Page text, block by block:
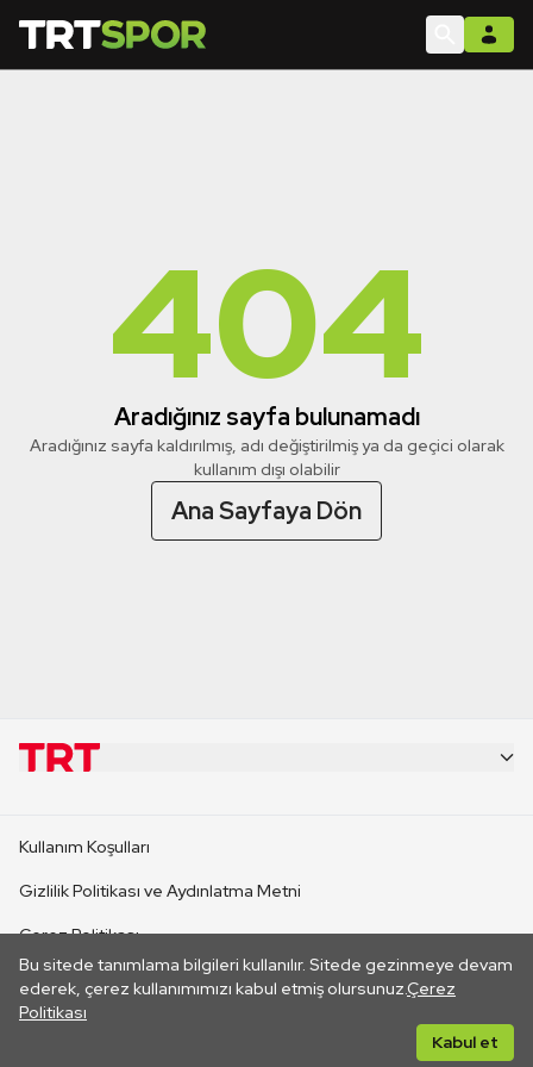
404
Aradığınız sayfa bulunamadı
Aradığınız sayfa kaldırılmış, adı değiştirilmiş ya da geçici olarak
kullanım dışı olabilir
Ana Sayfaya Dön
Bu sitede tanımlama bilgileri kullanılır. Sitede gezinmeye devam
ederek, çerez kullanımımızı kabul etmiş olursunuz.Çerez
Politikası
Kabul et
CANLI YAYINLAR
Kullanım Koşulları
Gizlilik Politikası ve Aydınlatma Metni
Çerez Politikası
İletişim
Her hakkı saklıdır. ©2026 TRT. Bağlantı yoluyla gidilen dış